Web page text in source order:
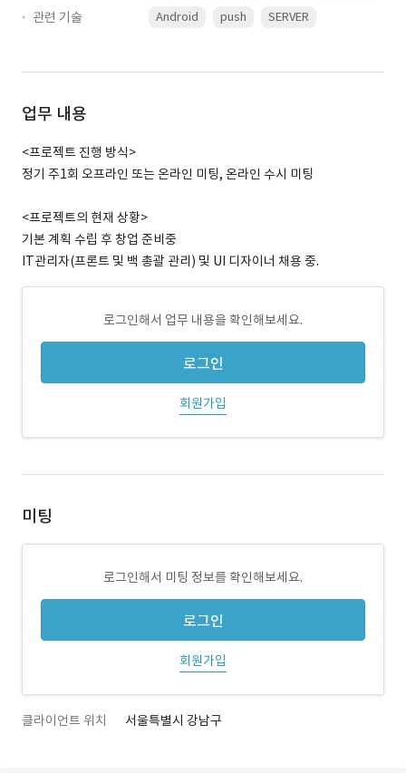
관련 기술
Android push SERVER
업무 내용
<프로젝트 진행 방식>
정기 주1회 오프라인 또는 온라인 미팅, 온라인 수시 미팅
<프로젝트의 현재 상황>
기본 계획 수립 후 창업 준비중
IT관리자(프론트 및 백 총괄 관리) 및 UI 디자이너 채용 중.
로그인해서 업무 내용을 확인해보세요.
로그인
회원가입
미팅
로그인해서 미팅 정보를 확인해보세요.
로그인
회원가입
클라이언트 위치 서울특별시 강남구